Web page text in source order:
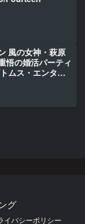
風の女神・萩原
悟の婚活パーティ
ムス・エンタテ
グ
イバシーポリシー